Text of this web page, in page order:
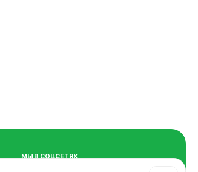
МЫ В СОЦСЕТЯХ